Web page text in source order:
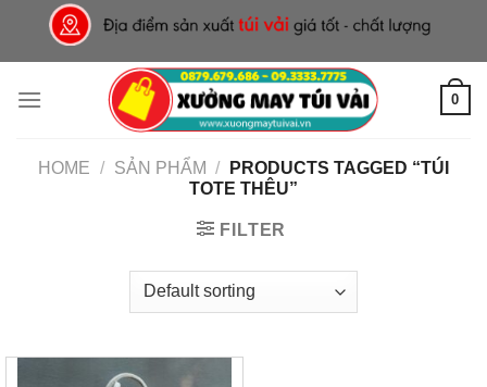
content
0
HOME / SẢN PHẨM /
PRODUCTS TAGGED “TÚI
TOTE THÊU”
FILTER